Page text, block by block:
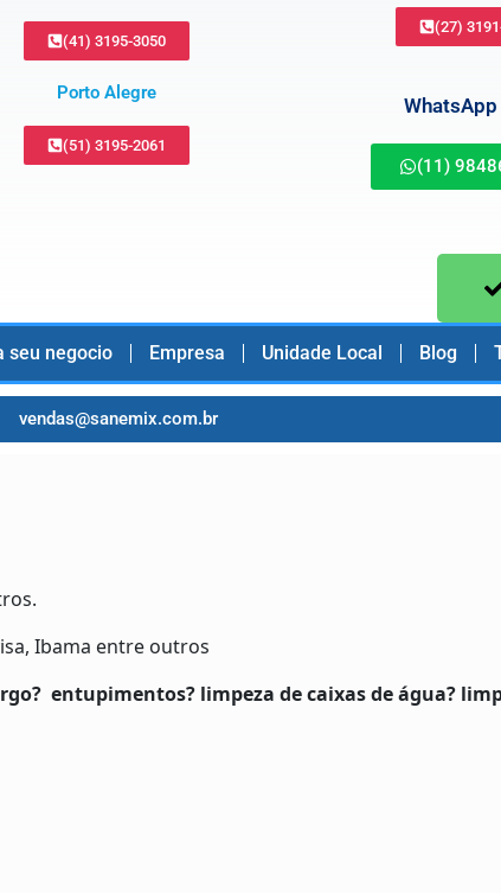
(41) 3195-3050
Porto Alegre
(51) 3195-2061
(27)
WhatsApp
(11)
seu negocio Empresa Unidade Local Blog
vendas@sanemix.com.br
Ibama entre outros
entupimentos? limpeza de caixas de água?